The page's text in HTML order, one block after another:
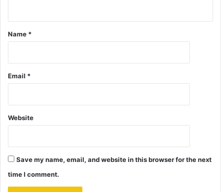
Name *
Email *
Website
Save my name, email, and website in this browser for the next
time I comment.